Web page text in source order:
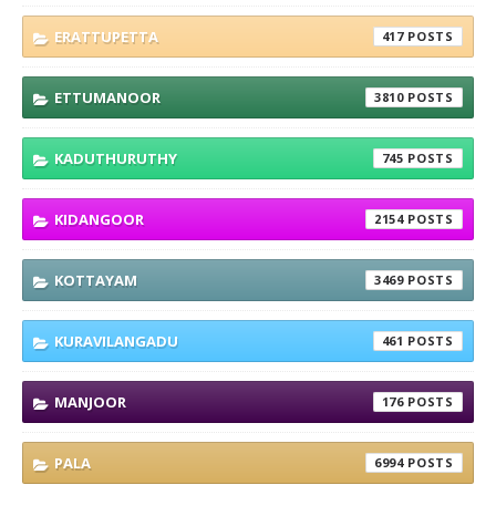
ERATTUPETTA 417
ETTUMANOOR 3810
KADUTHURUTHY 745
KIDANGOOR 2154
KOTTAYAM 3469
KURAVILANGADU 461
MANJOOR 176
PALA 6994